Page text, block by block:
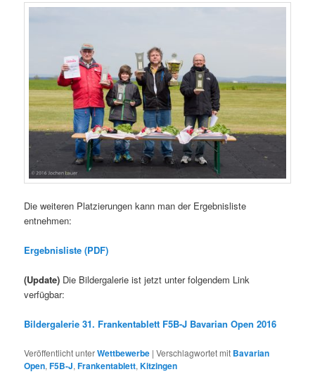
Die weiteren Platzierungen kann man der Ergebnisliste
entnehmen:
Ergebnisliste (PDF)
(Update) Die Bildergalerie ist jetzt unter folgendem Link
verfügbar:
Bildergalerie 31. Frankentablett F5B-J Bavarian Open 2016
Veröffentlicht unterWettbewerbe |Verschlagwortet mit Bavarian
Open,F5B-J,Frankentablett,Kitzingen